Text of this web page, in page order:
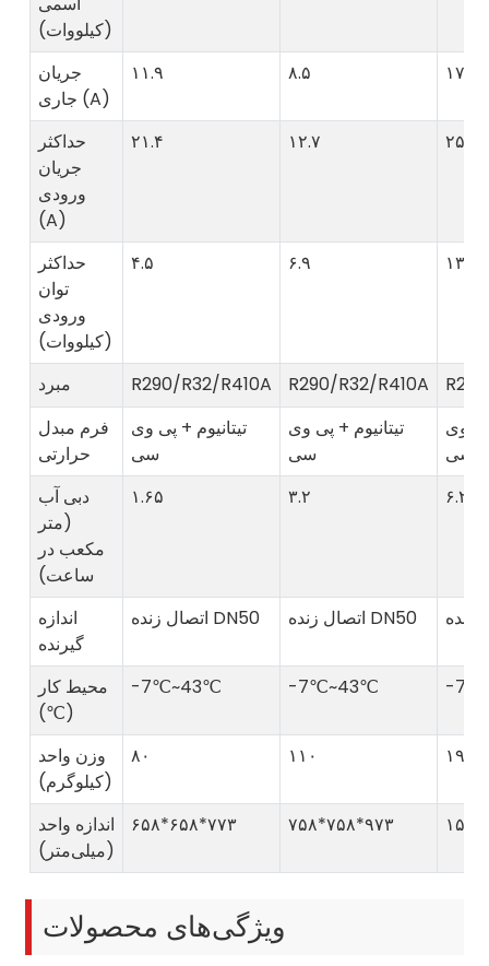
(کیلووات)
جریان
جاری (A)
۱۱.۹ ۸.۵ ۱۷
حداکثر
جریان
ورودی
(A)
۲۱.۴ ۱۲.۷ ۲۵
حداکثر
توان
ورودی
(کیلووات)
۴.۵ ۶.۹ ۱۳.۸
مبرد R290/R32/R410A R290/R32/R410A
فرم مبدل
حرارتی
تیتانیوم + پی وی
سی
تیتانیوم + پی وی
سی
پی وی
سی
دبی آب
(متر
مکعب در
ساعت)
۱.۶۵ ۳.۲ ۶.۲
اندازه
گیرنده
اتصال زنده DN50 اتصال زنده DN50
محیط کار
(℃)
-7℃~43℃ -7℃~43℃ -
وزن واحد
(کیلوگرم)
۸۰ ۱۱۰ ۱۹۰
اندازه واحد
(میلی‌متر)
۶۵۸*۶۵۸*۷۷۳ ۷۵۸*۷۵۸*۹۷۳
ویژگی‌های محصولات